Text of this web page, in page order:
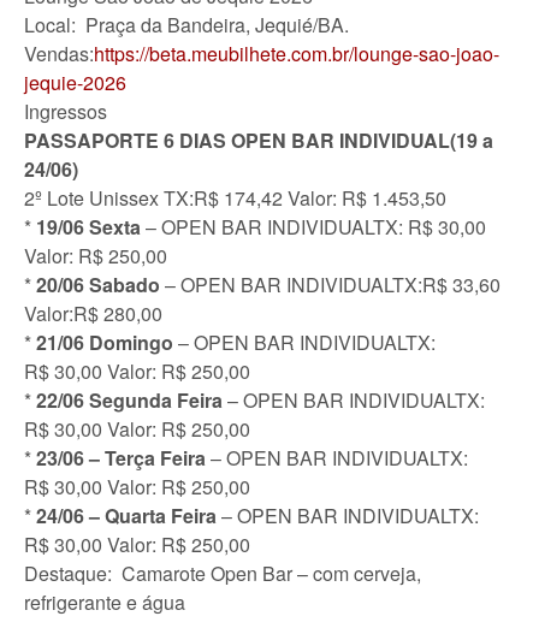
Local: Praça da Bandeira, Jequié/BA.
Vendas:https://beta.meubilhete.com.br/lounge-sao-joao-
jequie-2026
Ingressos
PASSAPORTE 6 DIAS OPEN BAR INDIVIDUAL(19 a
24/06)
2º Lote Unissex TX:R$ 174,42 Valor: R$ 1.453,50
* 19/06 Sexta– OPEN BAR INDIVIDUALTX: R$ 30,00
Valor: R$ 250,00
*20/06 Sabado – OPEN BAR INDIVIDUALTX:R$ 33,60
Valor:R$ 280,00
*21/06 Domingo – OPEN BAR INDIVIDUALTX:
R$ 30,00 Valor: R$ 250,00
*22/06 Segunda Feira– OPEN BAR INDIVIDUALTX:
R$ 30,00 Valor: R$ 250,00
*23/06 – Terça Feira– OPEN BAR INDIVIDUALTX:
R$ 30,00 Valor: R$ 250,00
*24/06 – Quarta Feira– OPEN BAR INDIVIDUALTX:
R$ 30,00 Valor: R$ 250,00
Destaque: Camarote Open Bar – com cerveja,
refrigerante e água